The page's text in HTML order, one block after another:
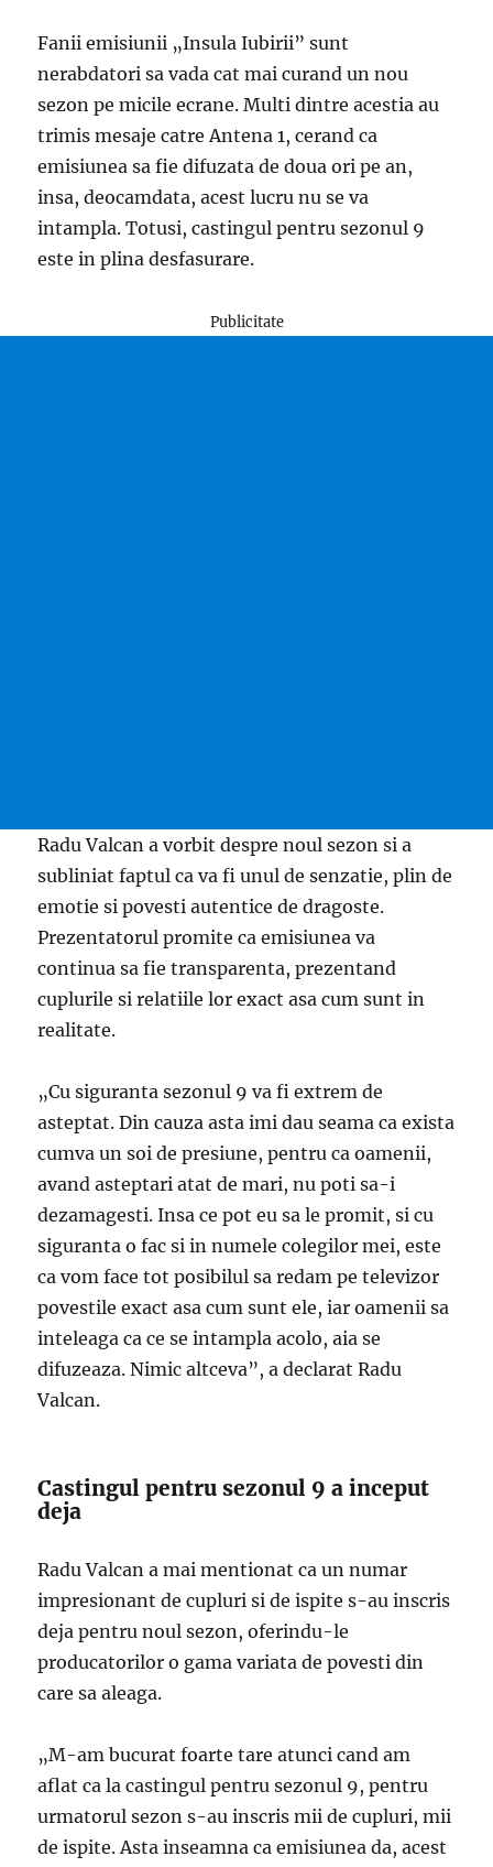
Fanii emisiunii „Insula Iubirii” sunt
nerabdatori sa vada cat mai curand un nou
sezon pe micile ecrane. Multi dintre acestia au
trimis mesaje catre Antena 1, cerand ca
emisiunea sa fie difuzata de doua ori pe an,
insa, deocamdata, acest lucru nu se va
intampla. Totusi, castingul pentru sezonul 9
este in plina desfasurare.
Publicitate
Radu Valcan a vorbit despre noul sezon si a
subliniat faptul ca va fi unul de senzatie, plin de
emotie si povesti autentice de dragoste.
Prezentatorul promite ca emisiunea va
continua sa fie transparenta, prezentand
cuplurile si relatiile lor exact asa cum sunt in
realitate.
„Cu siguranta sezonul 9 va fi extrem de
asteptat. Din cauza asta imi dau seama ca exista
cumva un soi de presiune, pentru ca oamenii,
avand asteptari atat de mari, nu poti sa-i
dezamagesti. Insa ce pot eu sa le promit, si cu
siguranta o fac si in numele colegilor mei, este
ca vom face tot posibilul sa redam pe televizor
povestile exact asa cum sunt ele, iar oamenii sa
inteleaga ca ce se intampla acolo, aia se
difuzeaza. Nimic altceva”, a declarat Radu
Valcan.
Castingul pentru sezonul 9 a inceput
deja
Radu Valcan a mai mentionat ca un numar
impresionant de cupluri si de ispite s-au inscris
deja pentru noul sezon, oferindu-le
producatorilor o gama variata de povesti din
care sa aleaga.
„M-am bucurat foarte tare atunci cand am
aflat ca la castingul pentru sezonul 9, pentru
urmatorul sezon s-au inscris mii de cupluri, mii
de ispite. Asta inseamna ca emisiunea da, acest